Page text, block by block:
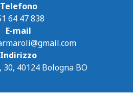
Telefono
64 47 838
E-mail
Indirizzo
40124 Bologna BO